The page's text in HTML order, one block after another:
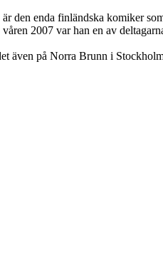
den enda finländska komiker
2007 var han en av
på Norra Brunn i